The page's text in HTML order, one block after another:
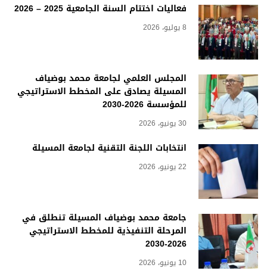
فعاليات اختتام السنة الجامعية 2025 – 2026
8 يوليو، 2026
المجلس العلمي لجامعة محمد بوضياف
المسيلة يصادق على المخطط الاستراتيجي
للمؤسسة 2026-2030
30 يونيو، 2026
انتخابات اللجنة التقنية لجامعة المسيلة
22 يونيو، 2026
جامعة محمد بوضياف المسيلة تنطلق في
المرحلة التنفيذية للمخطط الاستراتيجي
2026-2030
10 يونيو، 2026